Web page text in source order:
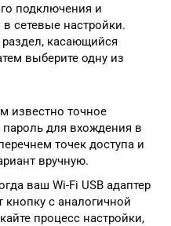
подключения и
сетевые настройки.
раздел, касающийся
выберите одну из
известно точное
для вхождения в
точек доступа и
вручную.
ваш Wi-Fi USB адаптер
кнопку с аналогичной
процесс настройки,